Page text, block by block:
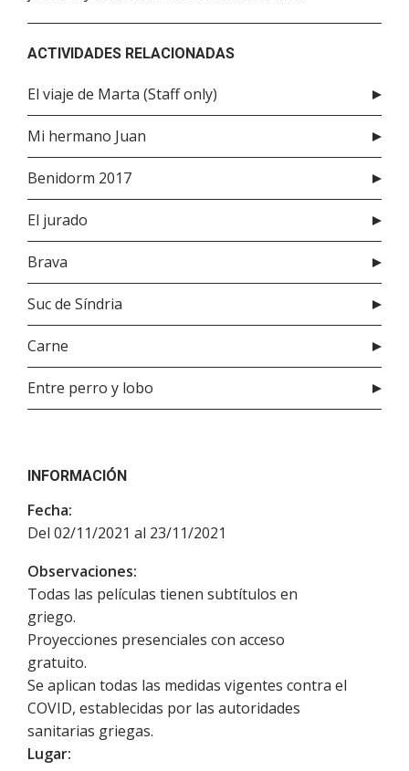
ACTIVIDADES RELACIONADAS
El viaje de Marta (Staff only)
Mi hermano Juan
Benidorm 2017
El jurado
Brava
Suc de Síndria
Carne
Entre perro y lobo
INFORMACIÓN
Fecha:
Del 02/11/2021 al 23/11/2021
Observaciones:
Todas las películas tienen subtítulos en
griego.
Proyecciones presenciales con acceso
gratuito.
Se aplican todas las medidas vigentes contra el
COVID, establecidas por las autoridades
sanitarias griegas.
Lugar: